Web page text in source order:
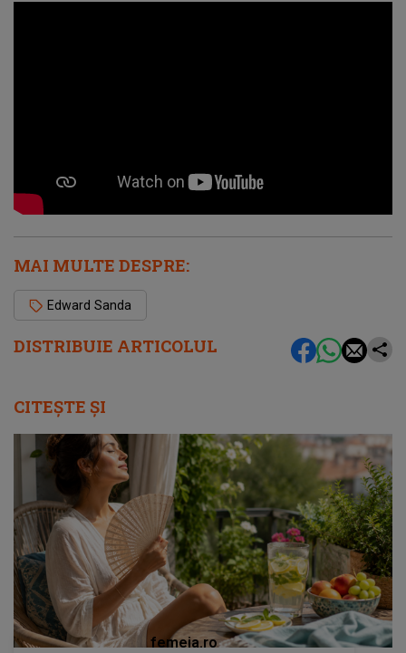
DISTRIBUIE ARTICOLUL
MAI MULTE DESPRE:
Edward Sanda
CITEȘTE ȘI
femeia.ro